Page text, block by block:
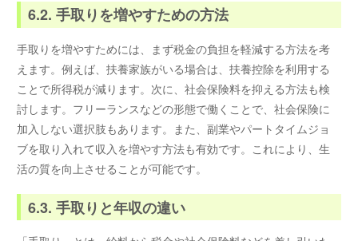
6.2. 手取りを増やすための方法
手取りを増やすためには、まず税金の負担を軽減する方法を考
えます。例えば、扶養家族がいる場合は、扶養控除を利用する
ことで所得税が減ります。次に、社会保険料を抑える方法も検
討します。フリーランスなどの形態で働くことで、社会保険に
加入しない選択肢もあります。また、副業やパートタイムジョ
ブを取り入れて収入を増やす方法も有効です。これにより、生
活の質を向上させることが可能です。
6.3. 手取りと年収の違い